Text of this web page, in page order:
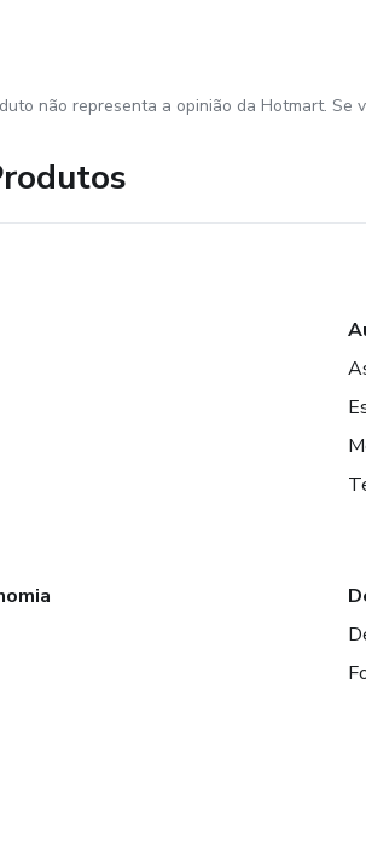
não representa a opinião da Hotmart. Se